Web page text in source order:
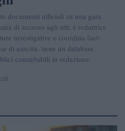
documenti ufficiali su una gara
di accesso agli atti; è redattrice
investigative e coordina fact-
di nascita, tiene un database
consultabili in redazione.